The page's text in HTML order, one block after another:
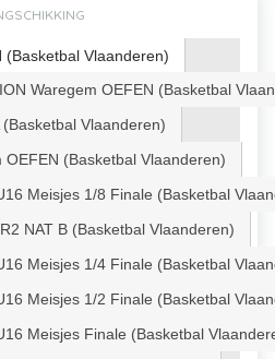
(Basketbal Vlaanderen)
Waregem OEFEN (Basketbal
Vlaanderen)
OEFEN (Basketbal Vlaanderen)
Meisjes 1/8 Finale (Basketbal
NAT B (Basketbal Vlaanderen)
Meisjes 1/4 Finale (Basketbal
Meisjes 1/2 Finale (Basketbal
Meisjes Finale (Basketbal